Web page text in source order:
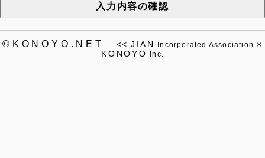
入力内容の確認
©KONOYO.NET << JIAN Incorporated Association ×
KONOYO inc.